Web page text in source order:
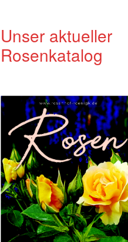
Unser aktueller
Rosenkatalog